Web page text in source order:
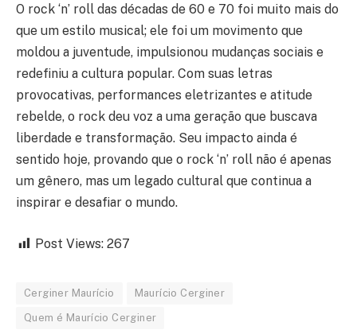
O rock ‘n’ roll das décadas de 60 e 70 foi muito mais do
que um estilo musical; ele foi um movimento que
moldou a juventude, impulsionou mudanças sociais e
redefiniu a cultura popular. Com suas letras
provocativas, performances eletrizantes e atitude
rebelde, o rock deu voz a uma geração que buscava
liberdade e transformação. Seu impacto ainda é
sentido hoje, provando que o rock ‘n’ roll não é apenas
um gênero, mas um legado cultural que continua a
inspirar e desafiar o mundo.
Post Views: 267
Cerginer Maurício Maurício Cerginer
Quem é Maurício Cerginer